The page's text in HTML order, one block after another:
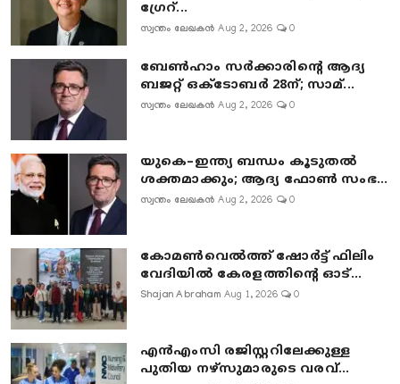
ഗ്രേറ്...
സ്വന്തം ലേഖകൻ Aug 2, 2026 0
ബേൺഹാം സർക്കാരിന്റെ ആദ്യ
ബജറ്റ് ഒക്ടോബർ 28ന്; സാമ്...
സ്വന്തം ലേഖകൻ Aug 2, 2026 0
യുകെ–ഇന്ത്യ ബന്ധം കൂടുതൽ
ശക്തമാക്കും; ആദ്യ ഫോൺ സംഭ...
സ്വന്തം ലേഖകൻ Aug 2, 2026 0
കോമൺവെൽത്ത് ഷോർട്ട് ഫിലിം
വേദിയിൽ കേരളത്തിന്റെ ഓട്...
Shajan Abraham Aug 1, 2026 0
എൻഎംസി രജിസ്റ്ററിലേക്കുള്ള
പുതിയ നഴ്‌സുമാരുടെ വരവ്...